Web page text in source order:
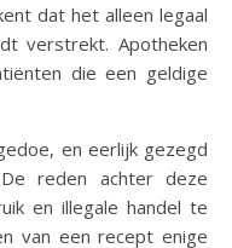
dat het alleen legaal
verstrekt. Apotheken
die een geldige
en eerlijk gezegd
reden achter deze
en illegale handel te
van een recept enige